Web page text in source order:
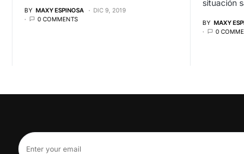
BY MAXY ESPINOSA
DIC 9, 2019
0 COMMENTS
situación
BY MAXY
0